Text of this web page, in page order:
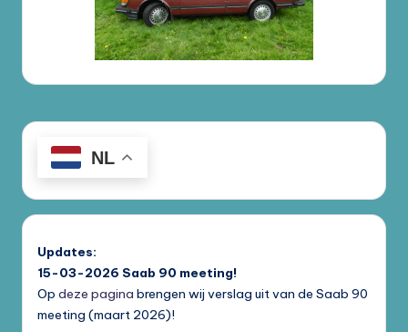
NL
Updates:
15-03-2026 Saab 90 meeting!
Op deze pagina brengen wij verslag uit van de Saab 90
meeting (maart 2026)!